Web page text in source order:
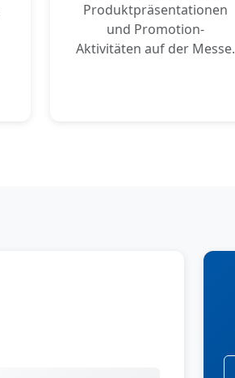
Produktpräsentationen
und Promotion-
Aktivitäten auf der Messe.